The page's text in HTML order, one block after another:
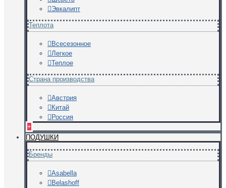
Эвкалипт
Теплота
Всесезонное
Легкое
Теплое
Страна производства
Австрия
Китай
Россия
+
ПОДУШКИ
Бренды
Asabella
Belashoff